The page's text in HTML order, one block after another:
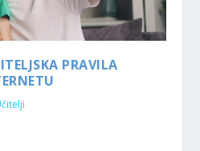
PRAVILA